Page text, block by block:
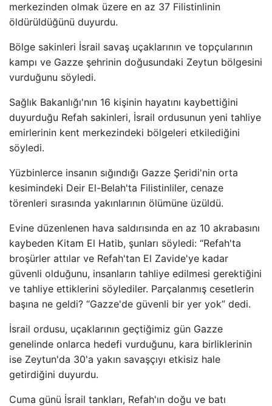
merkezinden olmak üzere en az 37 Filistinlinin
öldürüldüğünü duyurdu.
Bölge sakinleri İsrail savaş uçaklarının ve topçularının
kampı ve Gazze şehrinin doğusundaki Zeytun bölgesini
vurduğunu söyledi.
Sağlık Bakanlığı'nın 16 kişinin hayatını kaybettiğini
duyurduğu Refah sakinleri, İsrail ordusunun yeni tahliye
emirlerinin kent merkezindeki bölgeleri etkilediğini
söyledi.
Yüzbinlerce insanın sığındığı Gazze Şeridi'nin orta
kesimindeki Deir El-Belah'ta Filistinliler, cenaze
törenleri sırasında yakınlarının ölümüne üzüldü.
Evine düzenlenen hava saldırısında en az 10 akrabasını
kaybeden Kitam El Hatib, şunları söyledi: “Refah'ta
broşürler attılar ve Refah'tan El Zavide'ye kadar
güvenli olduğunu, insanların tahliye edilmesi gerektiğini
ve tahliye ettiklerini söylediler. Parçalanmış cesetlerin
başına ne geldi? “Gazze'de güvenli bir yer yok” dedi.
İsrail ordusu, uçaklarının geçtiğimiz gün Gazze
genelinde onlarca hedefi vurduğunu, kara birliklerinin
ise Zeytun'da 30'a yakın savaşçıyı etkisiz hale
getirdiğini duyurdu.
Cuma günü İsrail tankları, Refah'ın doğu ve batı